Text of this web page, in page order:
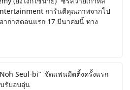
การันตีคุณภาพจากโป
ากาศตอนแรก 17 มีนาคมนี้ ทาง
Seul-bi” จัดแฟนมีตติ้งครั้งแรก
รับอบอุ่น